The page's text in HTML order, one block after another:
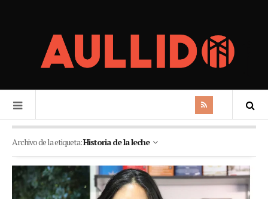
Archivo de la etiqueta:Historia de la leche